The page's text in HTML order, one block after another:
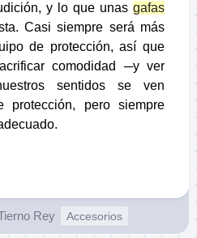
y lo que unas gafas
Casi siempre será más
de protección, así que
comodidad ─y ver
sentidos se ven
protección, pero siempre
Rey Accesorios